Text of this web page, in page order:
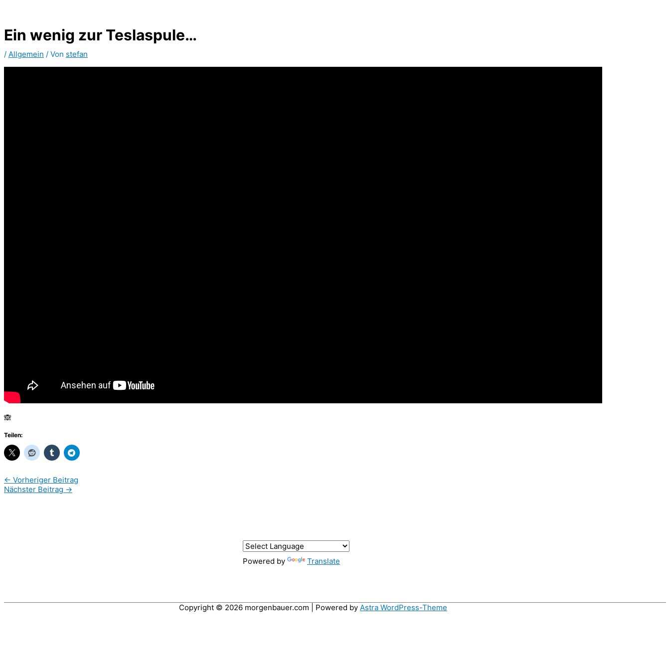
springen
Ein wenig zur Teslaspule…
/ Allgemein / Von stefan
🙈
Teilen:
← Vorheriger Beitrag
Nächster Beitrag →
Powered by Translate
Copyright © 2026 morgenbauer.com | Powered by Astra WordPress-Theme